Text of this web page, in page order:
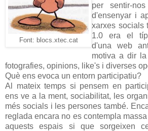
Font: blocs.xtec.cat
per sentir-
d'ensenyar i
xarxes socials
1.0 era el
d'una web
motiva a dir
fotografies, opinions, like's i diverses
Què ens evoca un entorn participatiu?
Al mateix temps si pensem en
ens ve a la ment, sociabilitat, les
més socials i les persones també.
reglada encara no es contempla
aquests espais si que sorgeixen